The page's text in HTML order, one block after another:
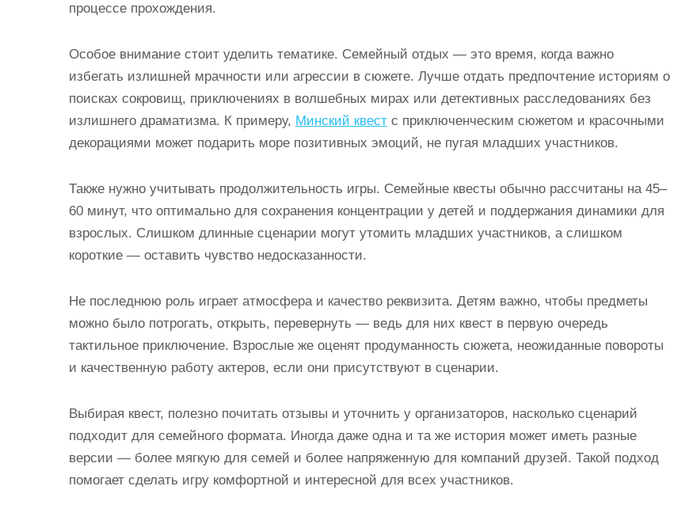
процессе прохождения.
Особое внимание стоит уделить тематике. Семейный отдых — это время, когда важно
избегать излишней мрачности или агрессии в сюжете. Лучше отдать предпочтение историям о
поисках сокровищ, приключениях в волшебных мирах или детективных расследованиях без
излишнего драматизма. К примеру, Минский квест с приключенческим сюжетом и красочными
декорациями может подарить море позитивных эмоций, не пугая младших участников.
Также нужно учитывать продолжительность игры. Семейные квесты обычно рассчитаны на 45–
60 минут, что оптимально для сохранения концентрации у детей и поддержания динамики для
взрослых. Слишком длинные сценарии могут утомить младших участников, а слишком
короткие — оставить чувство недосказанности.
Не последнюю роль играет атмосфера и качество реквизита. Детям важно, чтобы предметы
можно было потрогать, открыть, перевернуть — ведь для них квест в первую очередь
тактильное приключение. Взрослые же оценят продуманность сюжета, неожиданные повороты
и качественную работу актеров, если они присутствуют в сценарии.
Выбирая квест, полезно почитать отзывы и уточнить у организаторов, насколько сценарий
подходит для семейного формата. Иногда даже одна и та же история может иметь разные
версии — более мягкую для семей и более напряженную для компаний друзей. Такой подход
помогает сделать игру комфортной и интересной для всех участников.